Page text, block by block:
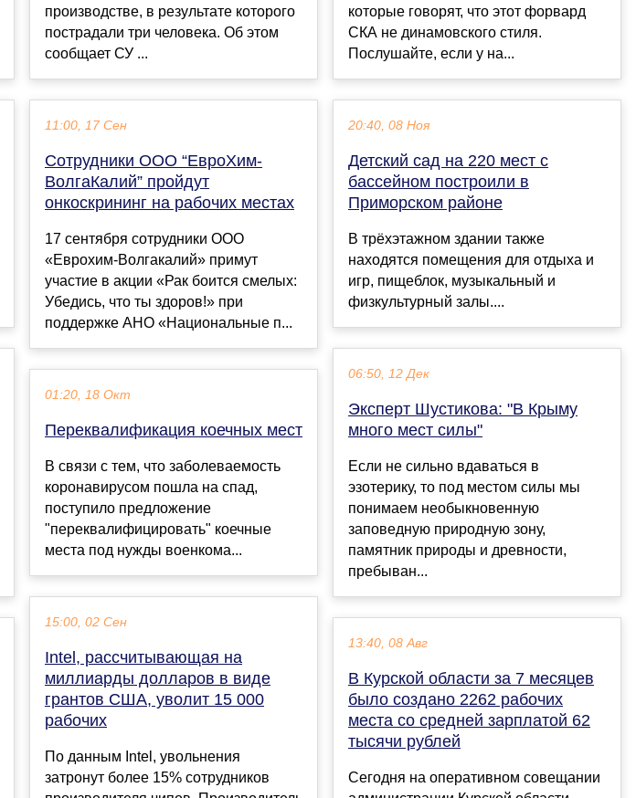
производстве, в результате которого
пострадали три человека. Об этом
сообщает СУ ...
11:00, 17 Сен
Сотрудники ООО “ЕвроХим-
ВолгаКалий” пройдут
онкоскрининг на рабочих местах
17 сентября сотрудники ООО
«Еврохим-Волгакалий» примут
участие в акции «Рак боится смелых:
Убедись, что ты здоров!» при
поддержке АНО «Национальные п...
01:20, 18 Окт
Переквалификация коечных мест
В связи с тем, что заболеваемость
коронавирусом пошла на спад,
поступило предложение
"переквалифицировать" коечные
места под нужды военкома...
15:00, 02 Сен
Intel, рассчитывающая на
миллиарды долларов в виде
грантов США, уволит 15 000
рабочих
По данным Intel, увольнения
затронут более 15% сотрудников
которые говорят, что этот форвард
СКА не динамовского стиля.
Послушайте, если у на...
20:40, 08 Ноя
Детский сад на 220 мест с
бассейном построили в
Приморском районе
В трёхэтажном здании также
находятся помещения для отдыха и
игр, пищеблок, музыкальный и
физкультурный залы....
06:50, 12 Дек
Эксперт Шустикова: "В Крыму
много мест силы"
Если не сильно вдаваться в
эзотерику, то под местом силы мы
понимаем необыкновенную
заповедную природную зону,
памятник природы и древности,
пребыван...
13:40, 08 Авг
В Курской области за 7 месяцев
было создано 2262 рабочих
места со средней зарплатой 62
тысячи рублей
Сегодня на оперативном совещании